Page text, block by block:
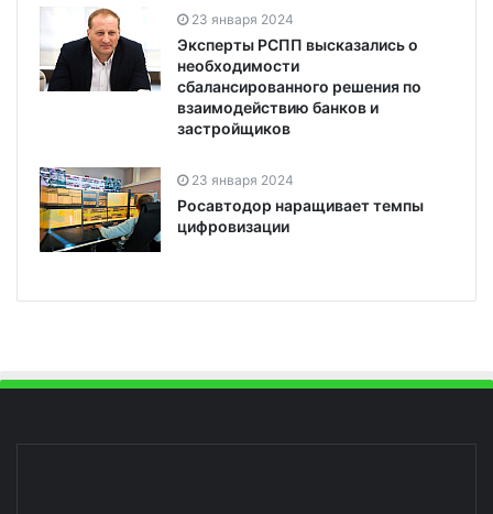
23 января 2024
Эксперты РСПП высказались о
необходимости
сбалансированного решения по
взаимодействию банков и
застройщиков
23 января 2024
Росавтодор наращивает темпы
цифровизации